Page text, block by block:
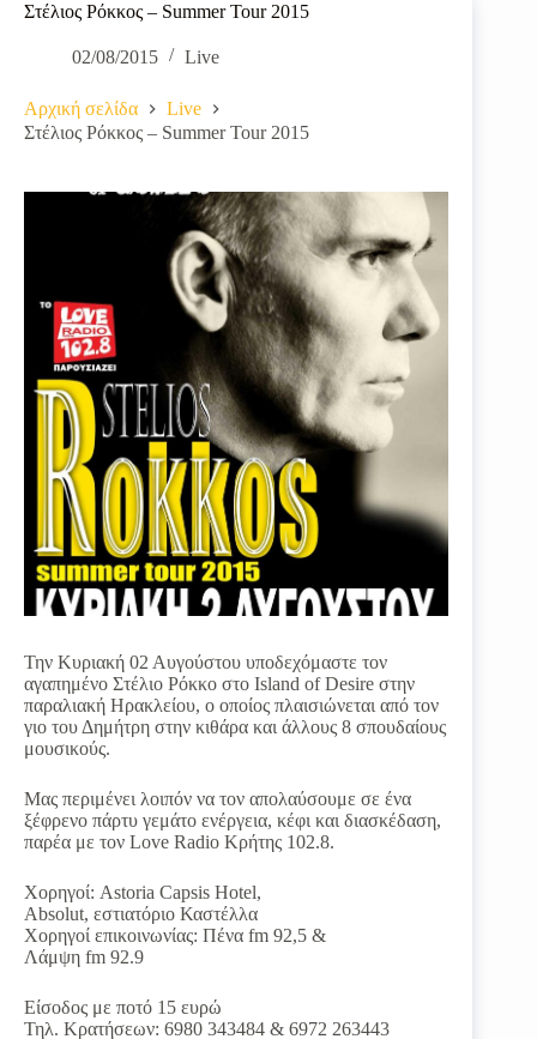
Στέλιος Ρόκκος – Summer Tour 2015
02/08/2015 Live
Αρχική σελίδα
Live
Στέλιος Ρόκκος – Summer Tour 2015
Την Κυριακή 02 Αυγούστου υποδεχόμαστε τον
αγαπημένο Στέλιο Ρόκκο στο Island of Desire στην
παραλιακή Ηρακλείου, ο οποίος πλαισιώνεται από τον
γιο του Δημήτρη στην κιθάρα και άλλους 8 σπουδαίους
μουσικούς.
Μας περιμένει λοιπόν να τον απολαύσουμε σε ένα
ξέφρενο πάρτυ γεμάτο ενέργεια, κέφι και διασκέδαση,
παρέα με τον Love Radio Κρήτης 102.8.
Χορηγοί: Astoria Capsis Hotel,
Absolut, εστιατόριο Καστέλλα
Χορηγοί επικοινωνίας: Πένα fm 92,5 &
Λάμψη fm 92.9
Είσοδος με ποτό 15 ευρώ
Τηλ. Kρατήσεων: 6980 343484 & 6972 263443